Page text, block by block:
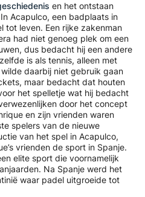
en het ontstaan
Acapulco, een badplaats in
tot leven. Een rijke zakenman
had niet genoeg plek om een
dus bedacht hij een andere
is als tennis, alleen met
daarbij niet gebruik gaan
maar bedacht dat houten
het spelletje wat hij bedacht
door het concept
en zijn vrienden waren
spelers van de nieuwe
van het spel in Acapulco,
vrienden de sport in Spanje.
elite sport die voornamelijk
Na Spanje werd het
waar padel uitgroeide tot